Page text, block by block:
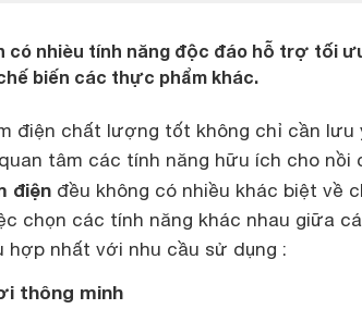
có nhièu tính năng độc đáo hỗ trợ tối
biến các thực phẩm khác.
điện chất lượng tốt không chỉ cần lưu
tâm các tính năng hữu ích cho nồi
điện đều không có nhiều khác biệt về
chọn các tính năng khác nhau giữa
hợp nhất với nhu cầu sử dụng :
thông minh